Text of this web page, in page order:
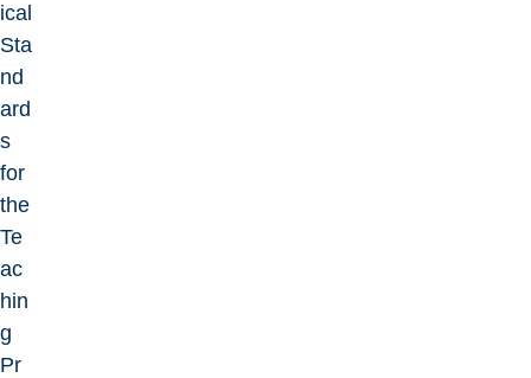
ical
Sta
nd
ard
s
for
the
Te
ac
hin
g
Pr